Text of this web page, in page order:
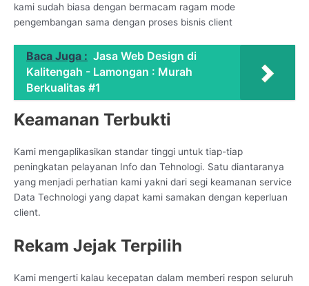
kami sudah biasa dengan bermacam ragam mode
pengembangan sama dengan proses bisnis client
Baca Juga : Jasa Web Design di
Kalitengah - Lamongan : Murah
Berkualitas #1
Keamanan Terbukti
Kami mengaplikasikan standar tinggi untuk tiap-tiap
peningkatan pelayanan Info dan Tehnologi. Satu diantaranya
yang menjadi perhatian kami yakni dari segi keamanan service
Data Technologi yang dapat kami samakan dengan keperluan
client.
Rekam Jejak Terpilih
Kami mengerti kalau kecepatan dalam memberi respon seluruh